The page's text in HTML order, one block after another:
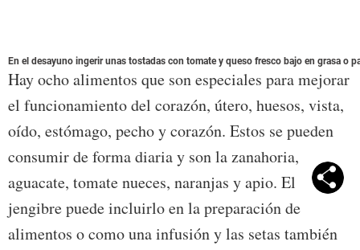
En el desayuno ingerir unas tostadas con tomate y queso fresco bajo en grasa o
Hay ocho alimentos que son especiales para mejorar
el funcionamiento del corazón, útero, huesos, vista,
oído, estómago, pecho y corazón. Estos se pueden
consumir de forma diaria y son la zanahoria,
aguacate, tomate nueces, naranjas y apio. El
jengibre puede incluirlo en la preparación de
alimentos o como una infusión y las setas también